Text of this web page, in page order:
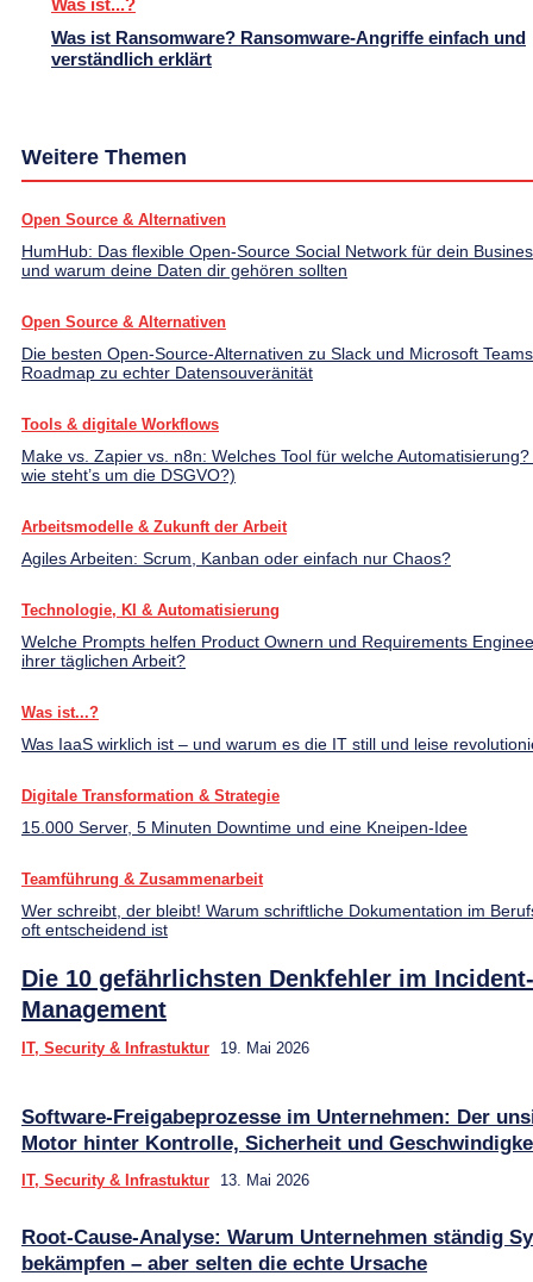
Was ist...?
Was ist Ransomware? Ransomware-Angriffe einfach und
verständlich erklärt
Weitere Themen
Open Source & Alternativen
HumHub: Das flexible Open-Source Social Network für dein
und warum deine Daten dir gehören sollten
Open Source & Alternativen
Die besten Open-Source-Alternativen zu Slack und Microsoft
Roadmap zu echter Datensouveränität
Tools & digitale Workflows
Make vs. Zapier vs. n8n: Welches Tool für welche
wie steht’s um die DSGVO?)
Arbeitsmodelle & Zukunft der Arbeit
Agiles Arbeiten: Scrum, Kanban oder einfach nur Chaos?
Technologie, KI & Automatisierung
Welche Prompts helfen Product Ownern und Requirements
ihrer täglichen Arbeit?
Was ist...?
Was IaaS wirklich ist – und warum es die IT still und leise
Digitale Transformation & Strategie
15.000 Server, 5 Minuten Downtime und eine Kneipen-Idee
Teamführung & Zusammenarbeit
Wer schreibt, der bleibt! Warum schriftliche Dokumentation im
oft entscheidend ist
Die 10 gefährlichsten Denkfehler im Incident-
Management
IT, Security & Infrastuktur 19. Mai 2026
Software-Freigabeprozesse im Unternehmen: Der
Motor hinter Kontrolle, Sicherheit und
IT, Security & Infrastuktur 13. Mai 2026
Root-Cause-Analyse: Warum Unternehmen ständig
bekämpfen – aber selten die echte Ursache